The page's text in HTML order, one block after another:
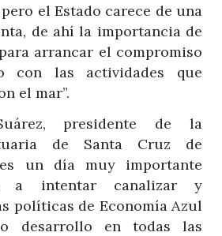
el Estado carece de una
de ahí la importancia de
arrancar el compromiso
con las actividades que
el mar”.
presidente de la
de Santa Cruz de
un día muy importante
a intentar canalizar y
políticas de Economía Azul
desarrollo en todas las